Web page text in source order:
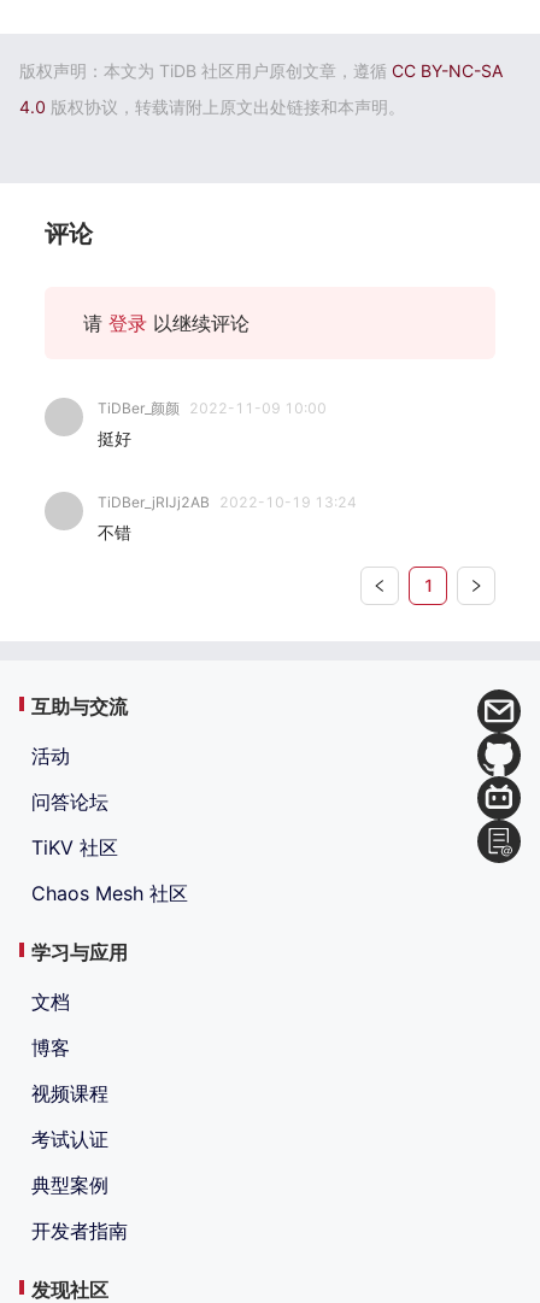
版权声明：本文为 TiDB 社区用户原创文章，遵循 CC BY-NC-SA
4.0 版权协议，转载请附上原文出处链接和本声明。
评论
请 登录 以继续评论
TiDBer_颜颜 2022-11-09 10:00
挺好
TiDBer_jRIJj2AB 2022-10-19 13:24
不错
1
互助与交流
活动
问答论坛
TiKV 社区
Chaos Mesh 社区
学习与应用
文档
博客
视频课程
考试认证
典型案例
开发者指南
发现社区